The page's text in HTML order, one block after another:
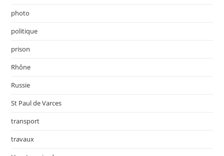
photo
politique
prison
Rhône
Russie
St Paul de Varces
transport
travaux